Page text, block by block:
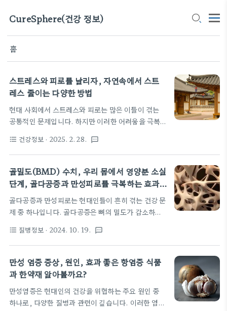
CureSphere(건강 정보)
홈
스트레스와 피로를 날리자, 자연속에서 스트
레스 줄이는 다양한 방법
현대 사회에서 스트레스와 피로는 많은 이들이 겪는
공통적인 문제입니다. 하지만 이러한 어려움을 극복
지원은 우리 몸에 활력을 주고 정신을 맑게 하는 데 도
움을 줄 수 있습니다. 자연에서 얻은 에너지를 통해 스
트레스와 피로를 날려보세요. 아래 글에서 자세하게
알아봅시다! 자주 묻는 질문 (FAQ) 📖Q: 천연 에너
지원이란 무엇인가요?A: 천연 에너지원은 자연에서
얻어지는 식품이나 성분으로, 신체와 정신에 활력을
주고 에너지를 증진시키는 역할을 합니다. 예를 들어,
견과류, 과일, 허브 등이 포함됩니다. Q: 스트레스와
에너지원으로는 녹차, 아사이베리, 마..
format_list_bulleted 건강정보 · 2025. 2. 28. textsms
골밀도(BMD) 수치, 우리 몸에서 영양분 소실
단계, 골다공증과 만성피로를 극복하는 효과
적인 방법
골다공증과 만성피로는 현대인들이 흔히 겪는 건강 문
제 중 하나입니다. 골다공증은 뼈의 밀도가 감소하여
에서 주의가 필요합니다. 반면 만성피로는 신체적, 정
신적 피로감이 지속적으로 이어지는 상태로, 다양한
원인에 의해 발생할 수 있습니다. 이 두 가지 문제는
서로 연결될 수 있으며, 적절한 관리와 예방이 중요합
니다. 우리 몸의 영양분 소실단계우리 몸의 영양성분
이 부족해 지면 에너지를 유지하기 위하여 간과 근육
에 저장된 글리코겐이 소모되며-> 몸은 지방을 에너지
format_list_bulleted 질병정보 · 2024. 10. 19. textsms
만성 염증 증상, 원인, 효과 좋은 항염증 식품
과 한약재 알아볼까요?
만성염증은 현대인의 건강을 위협하는 주요 원인 중
하나로, 다양한 질병과 관련이 깊습니다. 이러한 염증